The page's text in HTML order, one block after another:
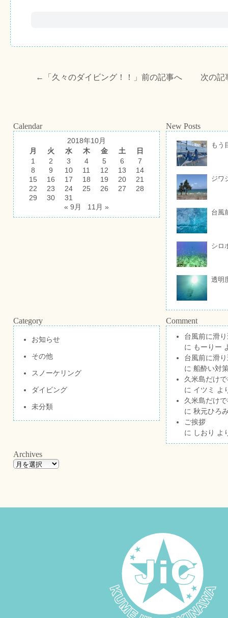
←「 久々のダイビング！！ 」前の記事へ 次の記
Calendar
2018年10月
月
火 水 木 金 土
日
1
2 3 4 5 6
7
8
9 10 11 12 13
14
15
16 17 18 19 20
21
22
23 24 25 26 27
28
29
30
31
« 9月
11月 »
New Posts
もう
ジワ
台風
シロ
透明
Category
お知らせ
その他
スノーケリング
ダイビング
未分類
Comment
台風前に滑
に もーりー
台風前に滑
に 船酔い対
久米島だけ
に イツミ よ
久米島だけ
に 秋元ひろ
ご挨拶
に しおり よ
Archives